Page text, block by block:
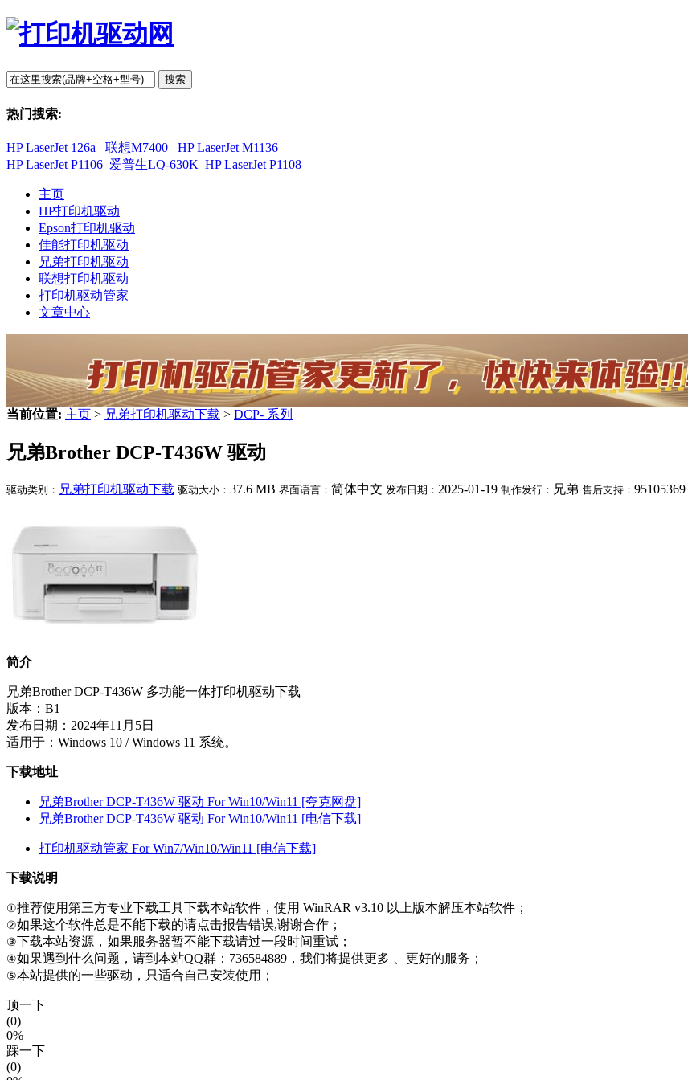
搜索
热门搜索:
HP LaserJet 126a 联想M7400
HP LaserJet M1136
HP LaserJet P1106 爱普生LQ-630K HP LaserJet P1108
主页
HP打印机驱动
Epson打印机驱动
佳能打印机驱动
兄弟打印机驱动
联想打印机驱动
打印机驱动管家
文章中心
当前位置: 主页 > 兄弟打印机驱动下载 > DCP- 系列
兄弟Brother DCP-T436W 驱动
驱动类别： 兄弟打印机驱动下载 驱动大小： 37.6 MB 界面语言： 简体中文 发布日期： 2025-01-19 制作发行： 兄弟 售后支持： 95105369
简介
兄弟Brother DCP-T436W 多功能一体打印机驱动下载
版本：B1
发布日期：2024年11月5日
适用于：Windows 10 / Windows 11 系统。
下载地址
兄弟Brother DCP-T436W 驱动 For Win10/Win11 [夸克网盘]
兄弟Brother DCP-T436W 驱动 For Win10/Win11 [电信下载]
打印机驱动管家 For Win7/Win10/Win11 [电信下载]
下载说明
①推荐使用第三方专业下载工具下载本站软件，使用 WinRAR v3.10 以上版本解压本站软件；
②如果这个软件总是不能下载的请点击报告错误,谢谢合作；
③下载本站资源，如果服务器暂不能下载请过一段时间重试；
④如果遇到什么问题，请到本站QQ群：736584889，我们将提供更多 、更好的服务；
⑤本站提供的一些驱动，只适合自己安装使用；
顶一下
(0)
0%
踩一下
(0)